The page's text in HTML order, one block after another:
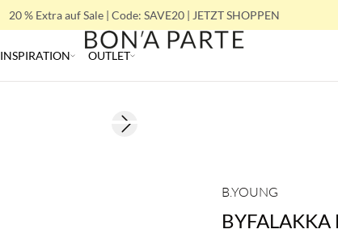
20 % Extra auf Sale | Code: SAVE20 | JETZT SHOPPEN
INSPIRATION OUTLET
Next slide
B.YOUNG
BYFALAKKA